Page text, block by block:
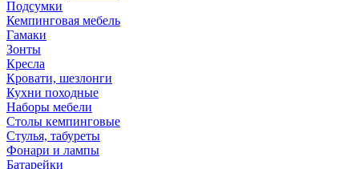
Подсумки
Кемпинговая мебель
Гамаки
Зонты
Кресла
Кровати, шезлонги
Кухни походные
Наборы мебели
Столы кемпинговые
Стулья, табуреты
Фонари и лампы
Батарейки